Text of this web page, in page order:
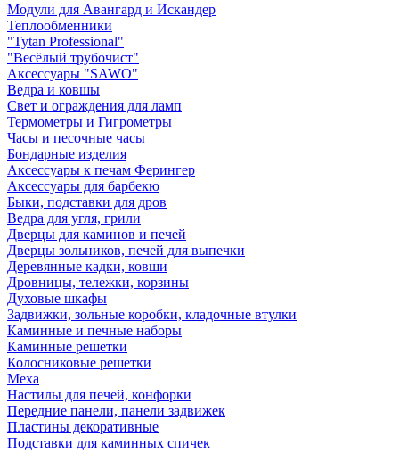
Модули для Авангард и Искандер
Теплообменники
"Tytan Professional"
"Весёлый трубочист"
Аксессуары "SAWO"
Ведра и ковшы
Свет и ограждения для ламп
Термометры и Гигрометры
Часы и песочные часы
Бондарные изделия
Аксессуары к печам Ферингер
Аксессуары для барбекю
Быки, подставки для дров
Ведра для угля, грили
Дверцы для каминов и печей
Дверцы зольников, печей для выпечки
Деревянные кадки, ковши
Дровницы, тележки, корзины
Духовые шкафы
Задвижки, зольные коробки, кладочные втулки
Каминные и печные наборы
Каминные решетки
Колосниковые решетки
Меха
Настилы для печей, конфорки
Передние панели, панели задвижек
Пластины декоративные
Подставки для каминных спичек